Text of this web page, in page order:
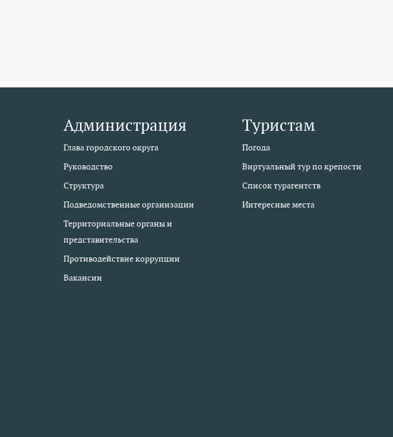
Администрация
Глава городского округа
Руководство
Структура
Подведомственные организации
Территориальные органы и
представительства
Противодействие коррупции
Вакансии
Туристам
Погода
Виртуальный тур по крепости
Список турагентств
Интересные места